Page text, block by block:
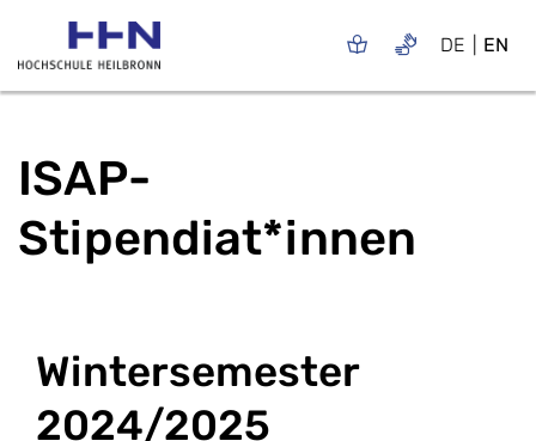
DE EN
ISAP-
Stipendiat*innen
Wintersemester
2024/2025